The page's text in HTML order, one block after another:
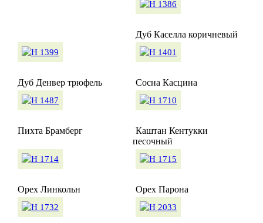
Дуб Каселла коричневый
Дуб Денвер трюфель Сосна Касцина
Пихта Брамберг
Каштан Кентукки
песочный
Орех Линкольн Орех Парона